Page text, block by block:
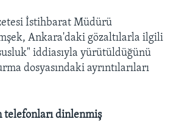
İstihbarat Müdürü
Ankara'daki gözaltılarla ilgili
iddiasıyla yürütüldüğünü
dosyasındaki ayrıntılarıları
telefonları dinlenmiş